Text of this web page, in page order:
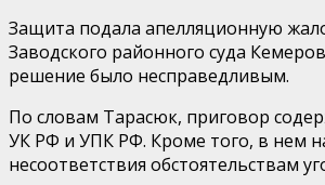
Защита подала апелляционную
Заводского районного суда
решение было несправедливым.
По словам Тарасюк, приговор
УК РФ и УПК РФ. Кроме того, в нем
несоответствия обстоятельствам